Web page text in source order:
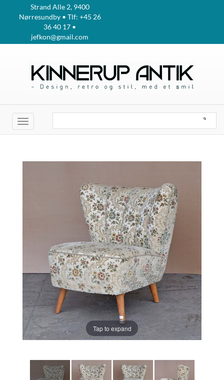
Strand Alle 2, 9400
Nørresundby • Tlf: +45 26
36 40 17 •
jefkon@gmail.com
Toggle
navigation
Tap to expand